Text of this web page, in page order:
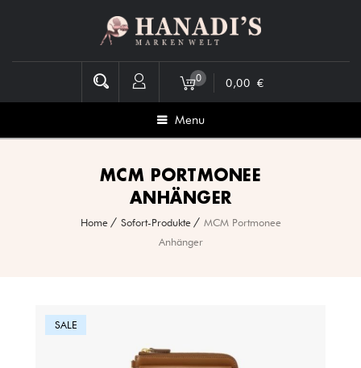
0 0,00 €
Menu
MCM PORTMONEE
ANHÄNGER
Home Sofort-Produkte
MCM Portmonee
Anhänger
SALE